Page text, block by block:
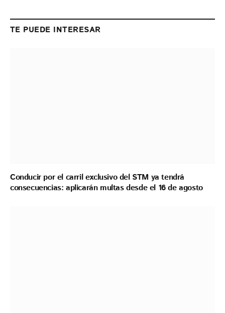
TE PUEDE INTERESAR
Conducir por el carril exclusivo del STM ya tendrá
consecuencias: aplicarán multas desde el 16 de agosto